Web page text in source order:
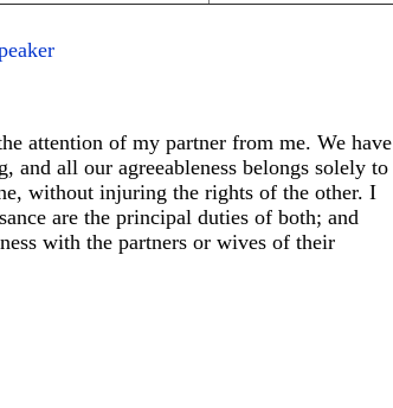
attention of my partner from me. We have
and all our agreeableness belongs solely to
without injuring the rights of the other. I
are the principal duties of both; and
with the partners or wives of their